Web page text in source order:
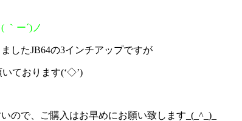
｀ー´)ノ
したJB64の3インチアップですが
ております(‘◇’)ゞ
ので、ご購入はお早めにお願い致します_(_^_)_